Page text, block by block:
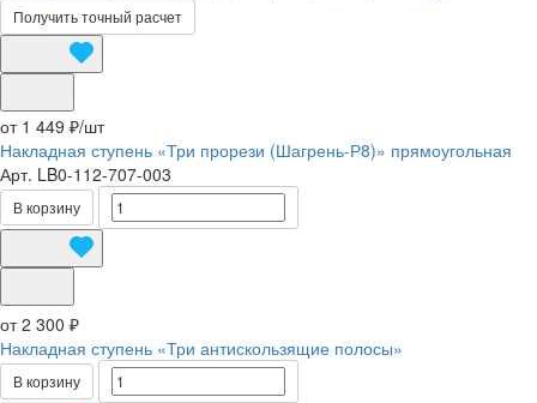
Получить точный расчет
от 1 449 ₽/шт
Накладная ступень «Три прорези (Шагрень-Р8)» прямоугольная
Арт. LB0-112-707-003
В корзину
от 2 300 ₽
Накладная ступень «Три антискользящие полосы»
В корзину